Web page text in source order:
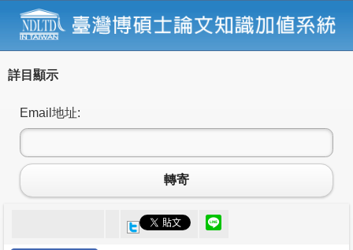
詳目顯示
Email地址:
轉寄